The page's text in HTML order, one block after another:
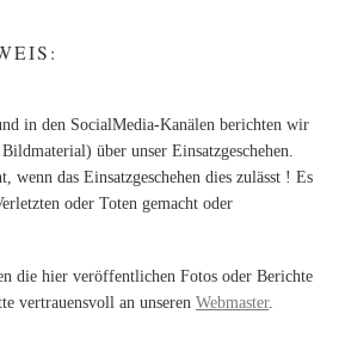
in den SocialMedia-Kanälen berichten wir
über unser Einsatzgeschehen.
wenn das Einsatzgeschehen dies zulässt ! Es
oder Toten gemacht oder
die hier veröffentlichen Fotos oder Berichte
vertrauensvoll an unseren Webmaster.